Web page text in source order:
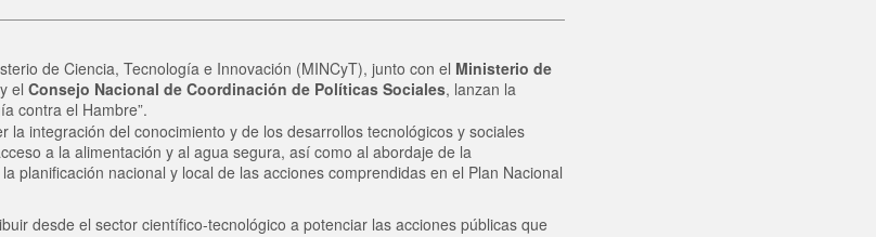
de Ciencia, Tecnología e Innovación (MINCyT), junto con el Ministerio de
y el Consejo Nacional de Coordinación de Políticas Sociales, lanzan la
contra el Hambre”.
la integración del conocimiento y de los desarrollos tecnológicos y sociales
a la alimentación y al agua segura, así como al abordaje de la
planificación nacional y local de las acciones comprendidas en el Plan Nacional
desde el sector científico-tecnológico a potenciar las acciones públicas que